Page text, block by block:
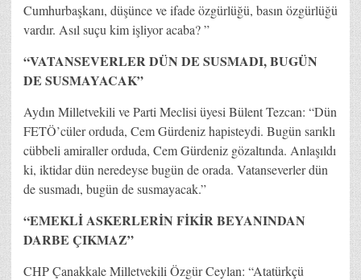
Cumhurbaşkanı, düşünce ve ifade özgürlüğü, basın özgürlüğü
vardır. Asıl suçu kim işliyor acaba? ”
“VATANSEVERLER DÜN DE SUSMADI, BUGÜN
DE SUSMAYACAK”
Aydın Milletvekili ve Parti Meclisi üyesi Bülent Tezcan: “Dün
FETÖ’cüler orduda, Cem Gürdeniz hapisteydi. Bugün sarıklı
cübbeli amiraller orduda, Cem Gürdeniz gözaltında. Anlaşıldı
ki, iktidar dün neredeyse bugün de orada. Vatanseverler dün
de susmadı, bugün de susmayacak.”
“EMEKLİ ASKERLERİN FİKİR BEYANINDAN
DARBE ÇIKMAZ”
CHP Çanakkale Milletvekili Özgür Ceylan: “Atatürkçü